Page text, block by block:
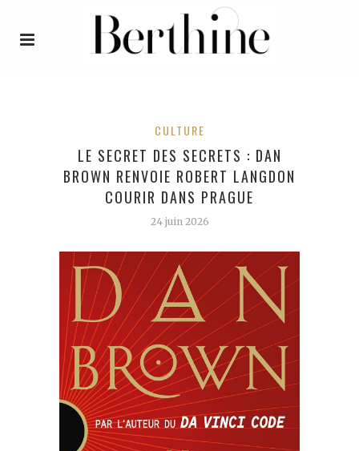
CULTURE
LE SECRET DES SECRETS : DAN
BROWN RENVOIE ROBERT LANGDON
COURIR DANS PRAGUE
24 juin 2026